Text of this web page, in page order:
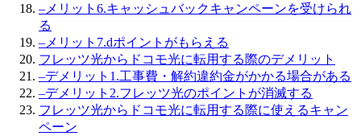
–メリット6.キャッシュバックキャンペーンを受けられ
る
–メリット7.dポイントがもらえる
フレッツ光からドコモ光に転用する際のデメリット
–デメリット1.工事費・解約違約金がかかる場合がある
–デメリット2.フレッツ光のポイントが消滅する
フレッツ光からドコモ光に転用する際に使えるキャン
ペーン